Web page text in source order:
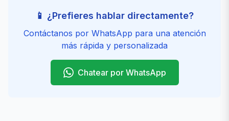
📱 ¿Prefieres hablar directamente?
Contáctanos por WhatsApp para una atención
más rápida y personalizada
Chatear por WhatsApp